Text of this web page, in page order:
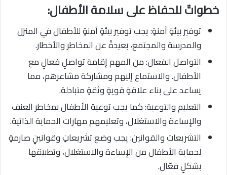
خطواتٌ للحفاظ على سلامة الأطفال:
توفير بيئةٍ آمنةٍ: يجب توفير بيئةٍ آمنةٍ للأطفال في المنزل
والمدرسة والمجتمع، بعيدةً عن المخاطر والأخطار.
التواصل الفعال: من المهم إقامة تواصلٍ فعالٍ مع
الأطفال. والاستماع إليهم ومشاركة مشاعرهم، مما
يساعد على بناء علاقةٍ قويةٍ وثقةٍ متبادلة.
التعليم والتوعية: كما يجب توعية الأطفال بمخاطر العنف
والإساءة والاستغلال، وتعليمهم مهارات الحماية الذاتية.
التشريعات والقوانين: يجب وضع تشريعاتٍ وقوانينٍ صارمةٍ
لحماية الأطفال من الإساءة والاستغلال، وتطبيقها
بشكلٍ فعّال.